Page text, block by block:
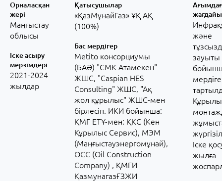
Орналасқан
жері
Маңғыстау
облысы
Іске асыру
мерзімдері
2021-2024
жылдар
Қатысушылар
«ҚазМұнайГаз» ҰҚ АҚ
(100%)
Бас мердігер
Metito консорциумы
(БАӘ) "СМК-Атамекен"
ЖШС, "Caspian HES
Consulting" ЖШС, "Ақ
жол құрылыс" ЖШС-мен
бірлесіп. ИКИ бойынша:
ҚМГ ЕТҰ-мен: ҚКС (Кен
Құрылыс Сервис), МЭМ
(Маңғыстауэнергомұнай),
ОСС (Oil Construction
Company) , ҚМГИ
ҚазмунагазҒЗЖИ
жағдайы
және
зауыты
Іске
жылға